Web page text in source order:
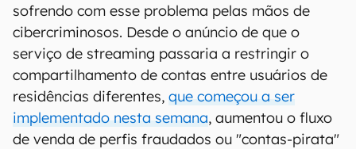
sofrendo com esse problema pelas mãos de
cibercriminosos. Desde o anúncio de que o
serviço de streaming passaria a restringir o
compartilhamento de contas entre usuários de
residências diferentes, que começou a ser
implementado nesta semana, aumentou o fluxo
de venda de perfis fraudados ou "contas-pirata"